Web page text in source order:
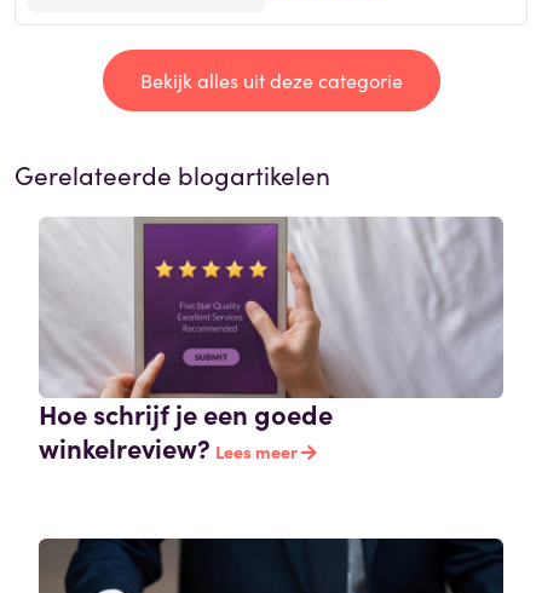
Bekijk alles uit deze categorie
Gerelateerde blogartikelen
Hoe schrijf je een goede
winkelreview? Lees meer